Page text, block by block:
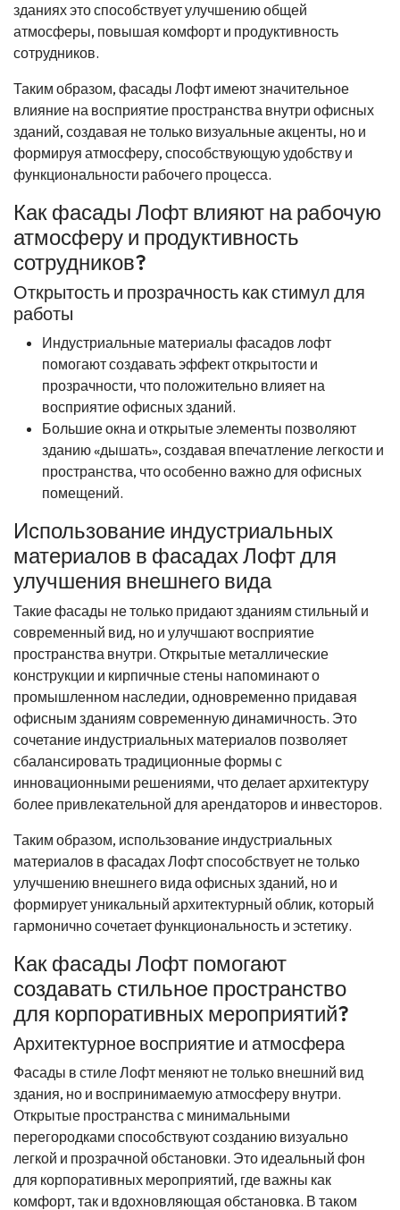
зданиях это способствует улучшению общей
атмосферы, повышая комфорт и продуктивность
сотрудников.
Таким образом, фасады Лофт имеют значительное
влияние на восприятие пространства внутри офисных
зданий, создавая не только визуальные акценты, но и
формируя атмосферу, способствующую удобству и
функциональности рабочего процесса.
Как фасады Лофт влияют на рабочую
атмосферу и продуктивность
сотрудников?
Открытость и прозрачность как стимул для
работы
Индустриальные материалы фасадов лофт
помогают создавать эффект открытости и
прозрачности, что положительно влияет на
восприятие офисных зданий.
Большие окна и открытые элементы позволяют
зданию «дышать», создавая впечатление легкости и
пространства, что особенно важно для офисных
помещений.
Использование индустриальных
материалов в фасадах Лофт для
улучшения внешнего вида
Такие фасады не только придают зданиям стильный и
современный вид, но и улучшают восприятие
пространства внутри. Открытые металлические
конструкции и кирпичные стены напоминают о
промышленном наследии, одновременно придавая
офисным зданиям современную динамичность. Это
сочетание индустриальных материалов позволяет
сбалансировать традиционные формы с
инновационными решениями, что делает архитектуру
более привлекательной для арендаторов и инвесторов.
Таким образом, использование индустриальных
материалов в фасадах Лофт способствует не только
улучшению внешнего вида офисных зданий, но и
формирует уникальный архитектурный облик, который
гармонично сочетает функциональность и эстетику.
Как фасады Лофт помогают
создавать стильное пространство
для корпоративных мероприятий?
Архитектурное восприятие и атмосфера
Фасады в стиле Лофт меняют не только внешний вид
здания, но и воспринимаемую атмосферу внутри.
Открытые пространства с минимальными
перегородками способствуют созданию визуально
легкой и прозрачной обстановки. Это идеальный фон
для корпоративных мероприятий, где важны как
комфорт, так и вдохновляющая обстановка. В таком